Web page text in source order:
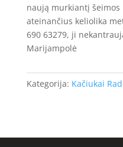
naują murkiantį
ateinančius keliolika
690 63279, ji
Marijampolė
Kategorija: Kačiukai